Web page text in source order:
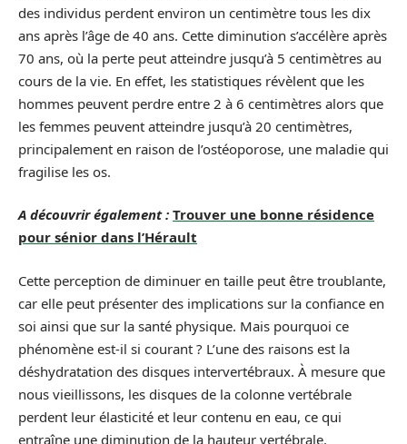
des individus perdent environ un centimètre tous les dix
ans après l’âge de 40 ans. Cette diminution s’accélère après
70 ans, où la perte peut atteindre jusqu’à 5 centimètres au
cours de la vie. En effet, les statistiques révèlent que les
hommes peuvent perdre entre 2 à 6 centimètres alors que
les femmes peuvent atteindre jusqu’à 20 centimètres,
principalement en raison de l’ostéoporose, une maladie qui
fragilise les os.
A découvrir également : Trouver une bonne résidence
pour sénior dans l’Hérault
Cette perception de diminuer en taille peut être troublante,
car elle peut présenter des implications sur la confiance en
soi ainsi que sur la santé physique. Mais pourquoi ce
phénomène est-il si courant ? L’une des raisons est la
déshydratation des disques intervertébraux. À mesure que
nous vieillissons, les disques de la colonne vertébrale
perdent leur élasticité et leur contenu en eau, ce qui
entraîne une diminution de la hauteur vertébrale.